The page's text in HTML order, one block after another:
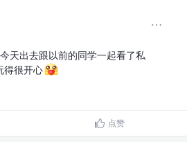
今天出去跟以前的同学一起看了私
得很开心
点赞